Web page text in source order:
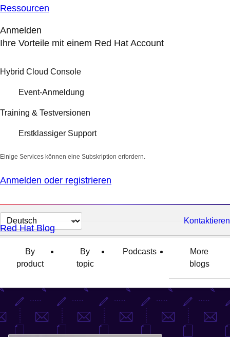
Ressourcen
Anmelden
Ihre Vorteile mit einem Red Hat Account
Hybrid Cloud Console
Event-Anmeldung
Training & Testversionen
Erstklassiger Support
Einige Services können eine Subskription erfordern.
Anmelden oder registrieren
Sprache
auswählen
Kontaktieren
Red Hat Blog
By
product
By
topic
Podcasts
More
blogs